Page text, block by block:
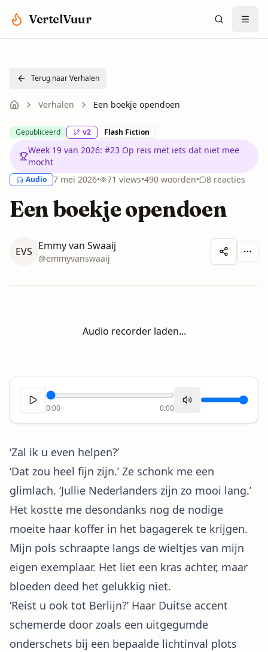
VertelVuur
Terug naar Verhalen
Verhalen Een boekje opendoen
Gepubliceerd v2 Flash Fiction
Week 19 van 2026: #23 Op reis met iets dat niet mee
mocht
Audio 7 mei 2026• 71 views•490 woorden• 8 reacties
Een boekje opendoen
EVS Emmy van Swaaij
@emmyvanswaaij
Audio recorder laden...
0:00 0:00
‘Zal ik u even helpen?’
‘Dat zou heel fijn zijn.’ Ze schonk me een
glimlach. ‘Jullie Nederlanders zijn zo mooi lang.’
Het kostte me desondanks nog de nodige
moeite haar koffer in het bagagerek te krijgen.
Mijn pols schraapte langs de wieltjes van mijn
eigen exemplaar. Het liet een kras achter, maar
bloeden deed het gelukkig niet.
‘Reist u ook tot Berlijn?’ Haar Duitse accent
schemerde door zoals een uitgegumde
onderschets bij een bepaalde lichtinval plots